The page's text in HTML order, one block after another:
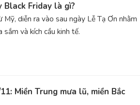
Black Friday là gì?
diễn ra vào sau ngày Lễ Tạ Ơn nhằm
sắm và kích cầu kinh tế.
Miền Trung mưa lũ, miền Bắc